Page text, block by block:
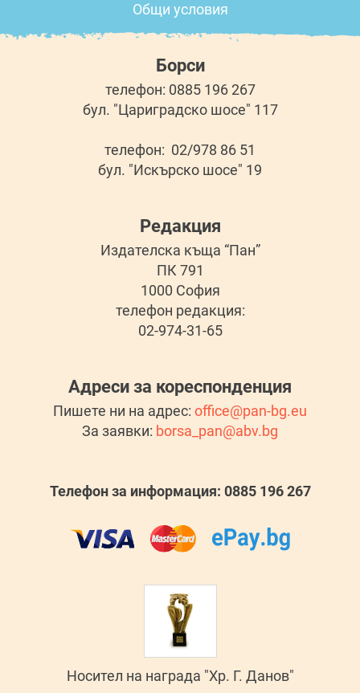
Общи условия
Борси
телефон: 0885 196 267
бул. "Цариградско шосе" 117
телефон: 02/978 86 51
бул. "Искърско шосе" 19
Редакция
Издателска къща “Пан”
ПК 791
1000 София
телефон редакция:
02-974-31-65
Адреси за кореспонденция
Пишете ни на адрес: office@pan-bg.eu
За заявки: borsa_pan@abv.bg
Телефон за информация: 0885 196 267
Носител на награда "Хр. Г. Данов"